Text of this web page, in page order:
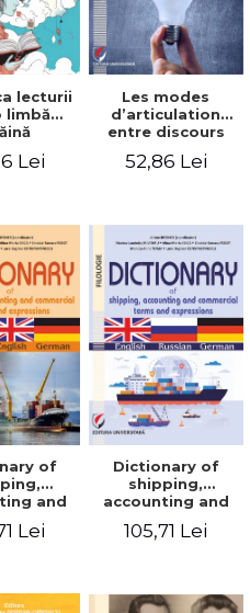
lecturii
limbă
Lei
Les modes
d’articulation
entre discours
discours propre
52,86 Lei
of
and
and
Lei
Dictionary of
shipping,
accounting and
terms and
105,71 Lei